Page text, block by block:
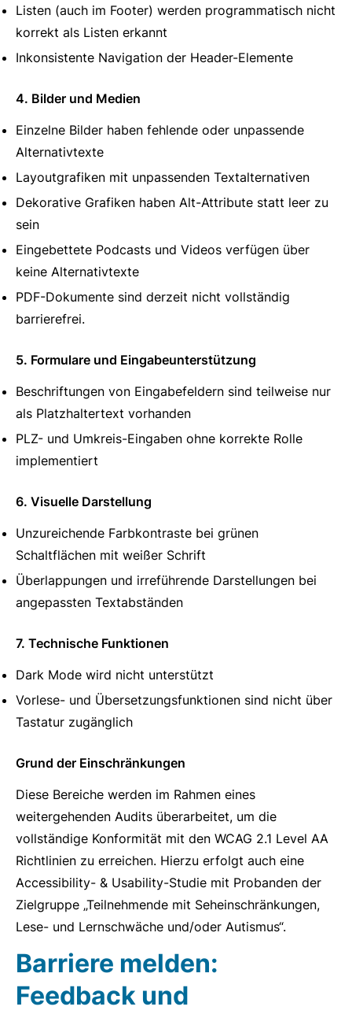
Listen (auch im Footer) werden programmatisch nicht
korrekt als Listen erkannt
Inkonsistente Navigation der Header-Elemente
4. Bilder und Medien
Einzelne Bilder haben fehlende oder unpassende
Alternativtexte
Layoutgrafiken mit unpassenden Textalternativen
Dekorative Grafiken haben Alt-Attribute statt leer zu
sein
Eingebettete Podcasts und Videos verfügen über
keine Alternativtexte
PDF-Dokumente sind derzeit nicht vollständig
barrierefrei.
5. Formulare und Eingabeunterstützung
Beschriftungen von Eingabefeldern sind teilweise nur
als Platzhaltertext vorhanden
PLZ- und Umkreis-Eingaben ohne korrekte Rolle
implementiert
6. Visuelle Darstellung
Unzureichende Farbkontraste bei grünen
Schaltflächen mit weißer Schrift
Überlappungen und irreführende Darstellungen bei
angepassten Textabständen
7. Technische Funktionen
Dark Mode wird nicht unterstützt
Vorlese- und Übersetzungsfunktionen sind nicht über
Tastatur zugänglich
Grund der Einschränkungen
Diese Bereiche werden im Rahmen eines
weitergehenden Audits überarbeitet, um die
vollständige Konformität mit den WCAG 2.1 Level AA
Richtlinien zu erreichen. Hierzu erfolgt auch eine
Accessibility- & Usability-Studie mit Probanden der
Zielgruppe „Teilnehmende mit Seheinschränkungen,
Lese- und Lernschwäche und/oder Autismus“.
Barriere melden:
Feedback und